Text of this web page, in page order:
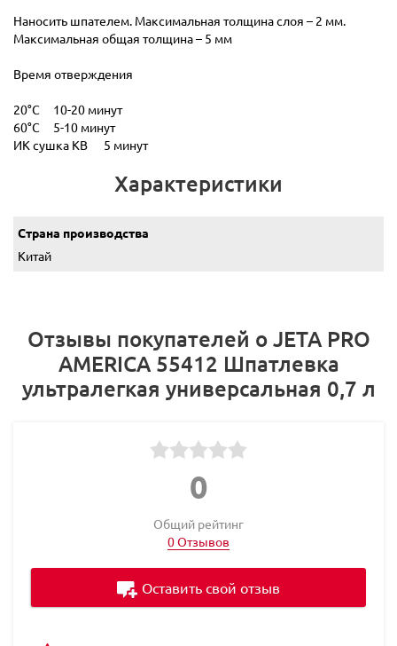
Наносить шпателем. Максимальная толщина слоя – 2 мм.
Максимальная общая толщина – 5 мм
Время отверждения
20°С 10-20 минут
60°С 5-10 минут
ИК сушка КВ 5 минут
Характеристики
Страна производства
Китай
Отзывы покупателей о JETA PRO
AMERICA 55412 Шпатлевка
ультралегкая универсальная 0,7 л
0
Общий рейтинг
0 Отзывов
Оставить свой отзыв